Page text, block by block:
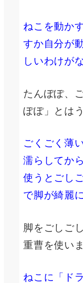
ねこを動か
すか自分が
しいわけが
たんぽぽ、
ぽぽ」とは
ごくごく薄
濡らしてか
使うとごし
で脚が綺麗
脚をごしご
重曹を使い
ねこに「ド